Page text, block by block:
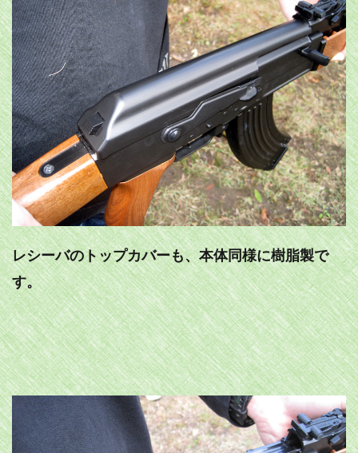
レシーバのトップカバーも、本体同様に樹脂製で
す。